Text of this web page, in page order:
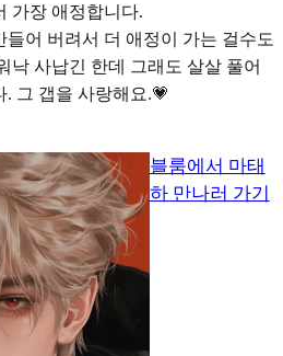
가장 애정합니다.
어 버려서 더 애정이 가는 걸수도
낙 사납긴 한데 그래도 살살 풀어
그 갭을 사랑해요.💗
블룸에서 마태
하 만나러 가기